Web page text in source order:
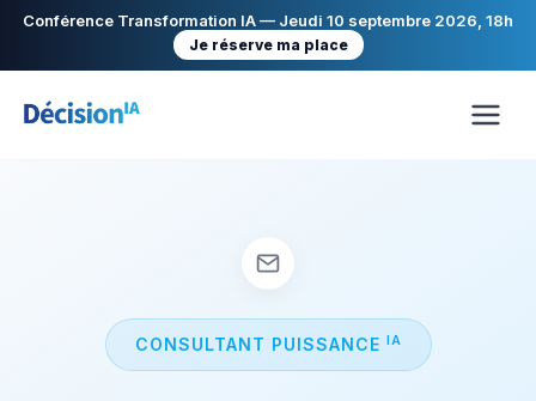
Conférence Transformation IA — Jeudi 10 septembre 2026, 18h
Je réserve ma place
CONSULTANT PUISSANCE IA